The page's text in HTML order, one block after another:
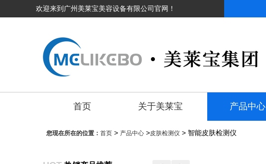
欢迎来到广州美莱宝美容设备有限公司官网！
首页 关于美莱宝 产品中心
您现在所在的位置： 首页> 产品中心>皮肤检测仪 > 智能皮肤检测仪